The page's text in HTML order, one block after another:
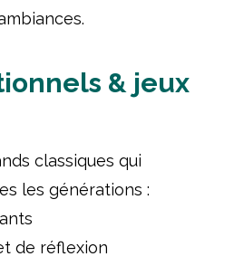
& jeux
classiques qui
les générations :
de réflexion